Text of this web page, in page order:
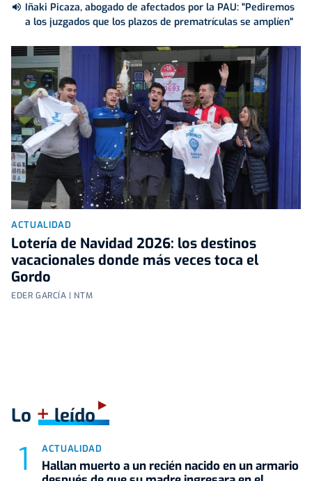
Iñaki Picaza, abogado de afectados por la PAU: "Pediremos
a los juzgados que los plazos de prematrículas se amplíen"
ACTUALIDAD
Lotería de Navidad 2026: los destinos
vacacionales donde más veces toca el
Gordo
EDER GARCÍA | NTM
Lo +leído
ACTUALIDAD
Hallan muerto a un recién nacido en un armario